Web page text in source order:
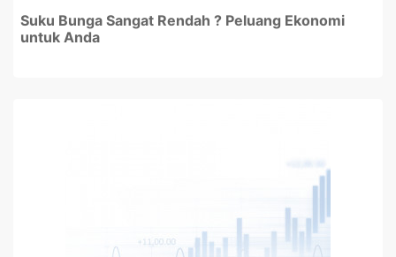
Suku Bunga Sangat Rendah ? Peluang Ekonomi
untuk Anda